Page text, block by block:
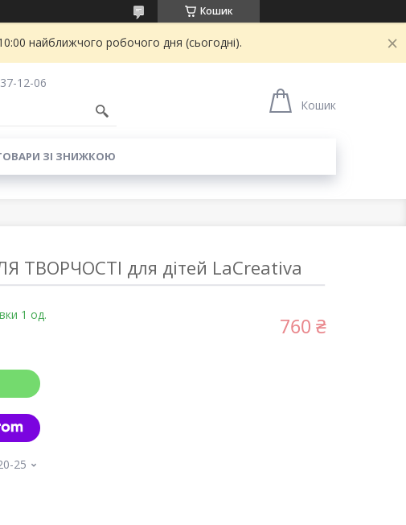
Кошик
найближчого робочого дня (сьогодні).
12-06
Кошик
ЗІ ЗНИЖКОЮ
ТВОРЧОСТІ для дітей LaCreativa
1 од.
760 ₴
25